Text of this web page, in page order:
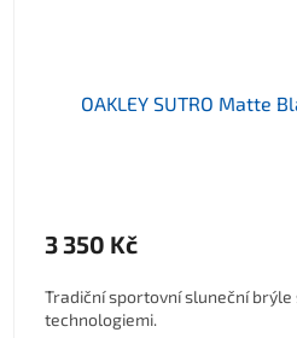
OAKLEY SUTRO Matte
3 350 Kč
Tradiční sportovní sluneční brýle
technologiemi.